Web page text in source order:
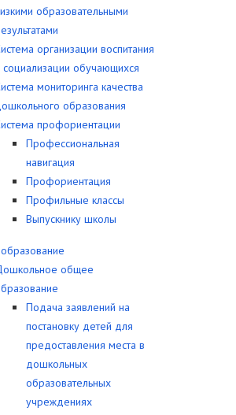
образовательными
организации воспитания
социализации обучающихся
мониторинга качества
образования
профориентации
Профессиональная
навигация
Профориентация
Профильные классы
Выпускнику школы
общее
Подача заявлений на
постановку детей для
предоставления места в
дошкольных
образовательных
учреждениях